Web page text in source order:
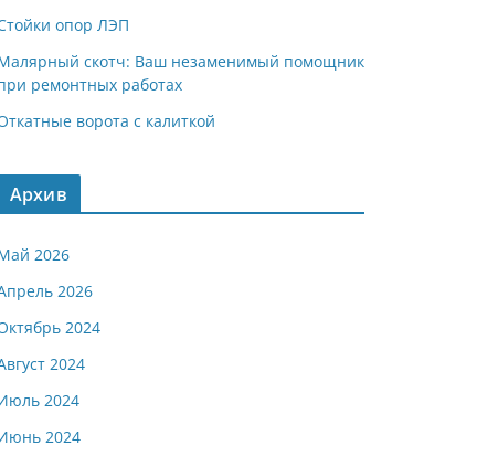
опор ЛЭП
скотч: Ваш незаменимый помощник
ремонтных работах
ворота с калиткой
Архив
2026
2026
2024
2024
2024
2024